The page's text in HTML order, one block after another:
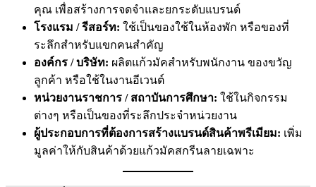
คุณ เพื่อสร้างการจดจำและยกระดับแบรนด์
โรงแรม / รีสอร์ท: ใช้เป็นของใช้ในห้องพัก หรือของที่
ระลึกสำหรับแขกคนสำคัญ
องค์กร / บริษัท: ผลิตแก้วมัคสำหรับพนักงาน ของขวัญ
ลูกค้า หรือใช้ในงานอีเวนต์
หน่วยงานราชการ / สถาบันการศึกษา: ใช้ในกิจกรรม
ต่างๆ หรือเป็นของที่ระลึกประจำหน่วยงาน
ผู้ประกอบการที่ต้องการสร้างแบรนด์สินค้าพรีเมียม: เพิ่ม
มูลค่าให้กับสินค้าด้วยแก้วมัคสกรีนลายเฉพาะ